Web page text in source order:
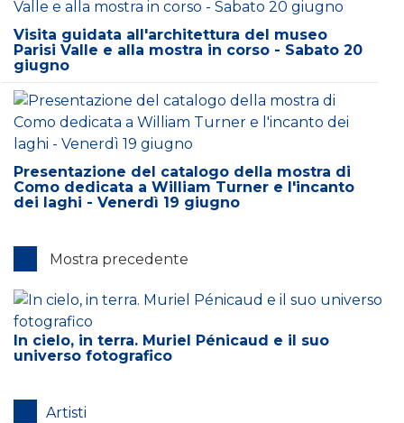
Visita guidata all'architettura del museo
Parisi Valle e alla mostra in corso - Sabato 20
giugno
Presentazione del catalogo della mostra di
Como dedicata a William Turner e l'incanto
dei laghi - Venerdì 19 giugno
Mostra precedente
In cielo, in terra. Muriel Pénicaud e il suo
universo fotografico
Artisti